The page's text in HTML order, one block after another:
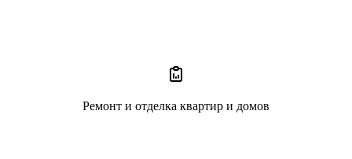
Ремонт и отделка квартир и домов